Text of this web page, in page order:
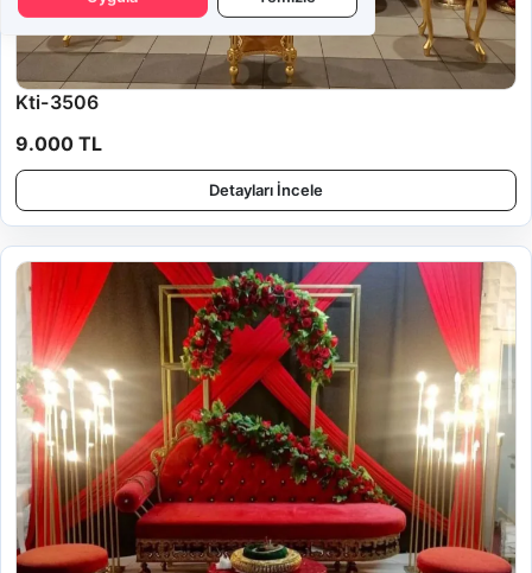
Kti-3506
9.000 TL
Detayları İncele